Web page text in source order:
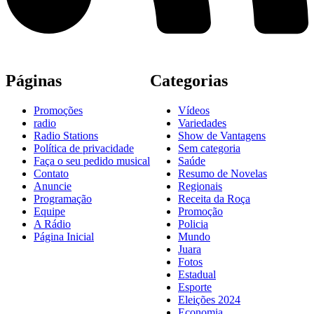
Páginas
Promoções
radio
Radio Stations
Política de privacidade
Faça o seu pedido musical
Contato
Anuncie
Programação
Equipe
A Rádio
Página Inicial
Categorias
Vídeos
Variedades
Show de Vantagens
Sem categoria
Saúde
Resumo de Novelas
Regionais
Receita da Roça
Promoção
Policia
Mundo
Juara
Fotos
Estadual
Esporte
Eleições 2024